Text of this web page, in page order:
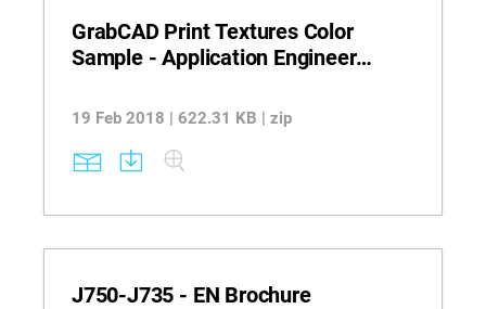
GrabCAD Print Textures Color
Sample - Application Engineer
19 Feb 2018 | 622.31 KB | zip
J750-J735 - EN Brochure